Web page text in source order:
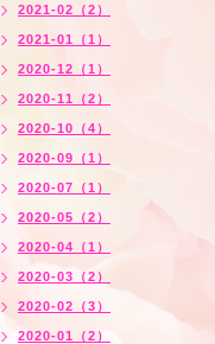
2021-02（2）
2021-01（1）
2020-12（1）
2020-11（2）
2020-10（4）
2020-09（1）
2020-07（1）
2020-05（2）
2020-04（1）
2020-03（2）
2020-02（3）
2020-01（2）